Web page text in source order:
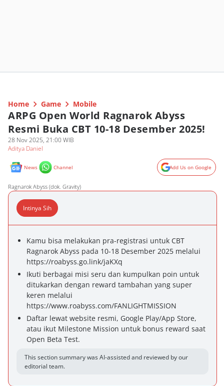
Home Game Mobile
ARPG Open World Ragnarok Abyss
Resmi Buka CBT 10-18 Desember 2025!
28 Nov 2025, 21:00 WIB
Aditya Daniel
News Channel Add Us on Google
Ragnarok Abyss (dok. Gravity)
Intinya Sih
Kamu bisa melakukan pra-registrasi untuk CBT
Ragnarok Abyss pada 10-18 Desember 2025 melalui
https://roabyss.go.link/jaKXq
Ikuti berbagai misi seru dan kumpulkan poin untuk
ditukarkan dengan reward tambahan yang super
keren melalui
https://www.roabyss.com/FANLIGHTMISSION
Daftar lewat website resmi, Google Play/App Store,
atau ikut Milestone Mission untuk bonus reward saat
Open Beta Test.
This section summary was AI-assisted and reviewed by our
editorial team.